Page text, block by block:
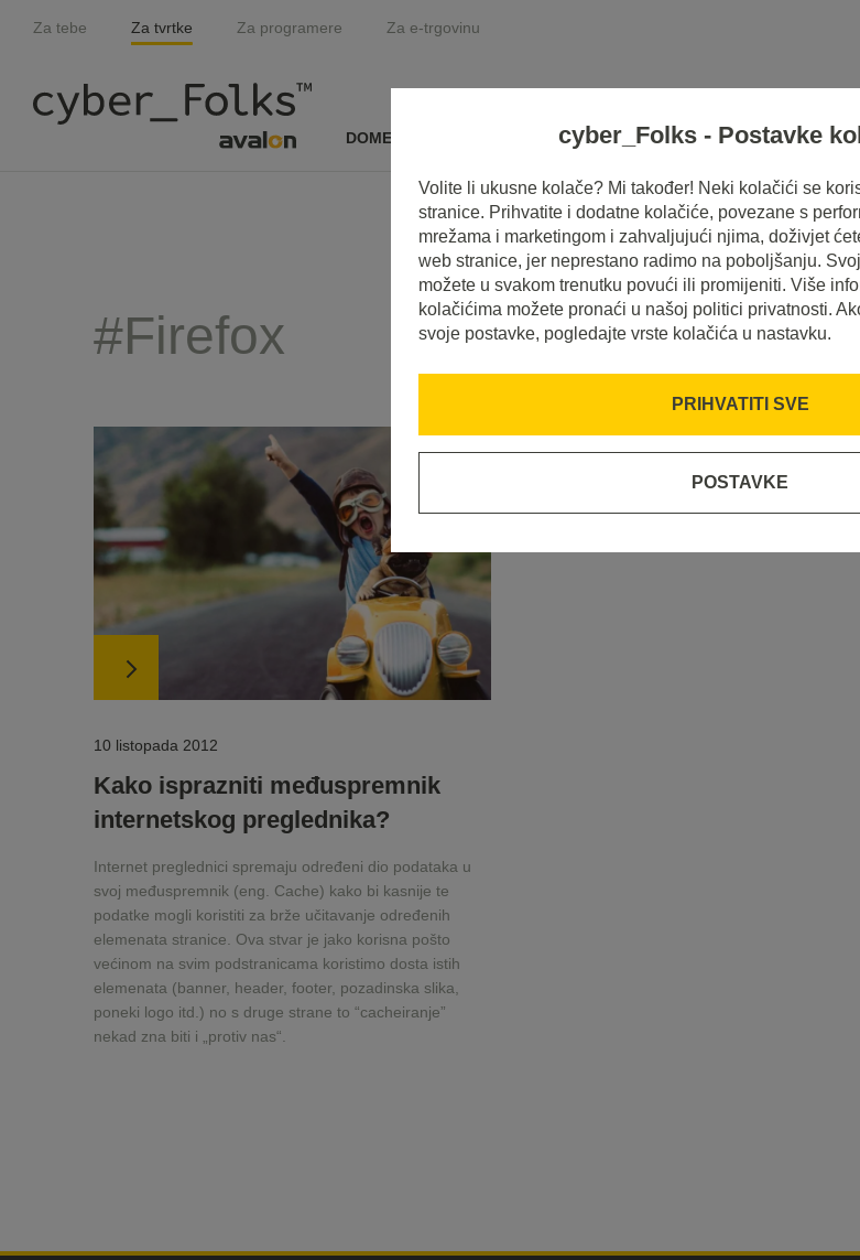
Za tebe Za tvrtke Za programere Za e-trgovinu
DOMENE I SSL HOSTING SERVERI INSPIRACIJE
#Firefox
10 listopada 2012
Kako isprazniti međuspremnik
internetskog preglednika?
Internet preglednici spremaju određeni dio podataka u
svoj međuspremnik (eng. Cache) kako bi kasnije te
podatke mogli koristiti za brže učitavanje određenih
elemenata stranice. Ova stvar je jako korisna pošto
većinom na svim podstranicama koristimo dosta istih
elemenata (banner, header, footer, pozadinska slika,
poneki logo itd.) no s druge strane to “cacheiranje”
nekad zna biti i „protiv nas“.
cyber_Folks - Postavke
Volite li ukusne kolače? Mi također! Neki kolačići se
stranice. Prihvatite i dodatne kolačiće, povezane s
mrežama i marketingom i zahvaljujući njima, doživjet
web stranice, jer neprestano radimo na poboljšanju.
možete u svakom trenutku povući ili promijeniti. Više
kolačićima možete pronaći u našoj politici privatnosti.
svoje postavke, pogledajte vrste kolačića u nastavku.
PRIHVATITI SVE
POSTAVKE